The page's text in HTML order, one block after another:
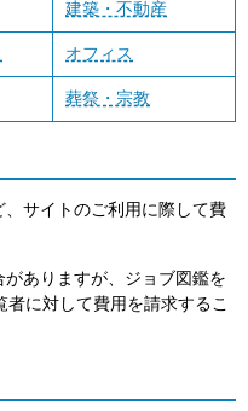
建築・不動産
オフィス
葬祭・宗教
サイトのご利用に際して費
ありますが、ジョブ図鑑を
に対して費用を請求するこ